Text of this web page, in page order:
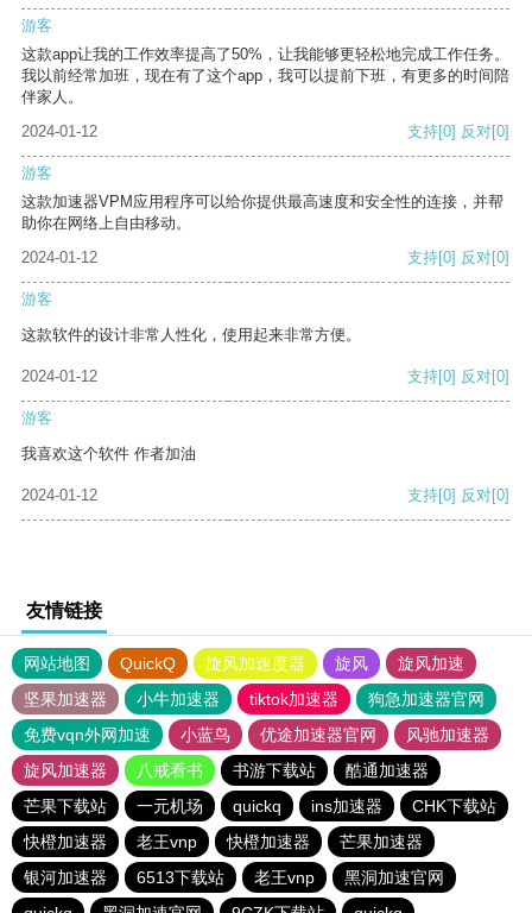
游客
这款app让我的工作效率提高了50%，让我能够更轻松地完成工作任务。
我以前经常加班，现在有了这个app，我可以提前下班，有更多的时间陪
伴家人。
2024-01-12
支持[0] 反对[0]
游客
这款加速器VPM应用程序可以给你提供最高速度和安全性的连接，并帮
助你在网络上自由移动。
2024-01-12
支持[0] 反对[0]
游客
这款软件的设计非常人性化，使用起来非常方便。
2024-01-12 支持[0] 反对[0]
游客
我喜欢这个软件 作者加油
2024-01-12 支持[0] 反对[0]
友情链接
网站地图 QuickQ 旋风加速度器 旋风
旋风加速
坚果加速器
小牛加速器 tiktok加速器
狗急加速器官网
免费vqn外网加速
小蓝鸟 优途加速器官网
风驰加速器
旋风加速器
八戒看书 书游下载站
酷通加速器
芒果下载站
一元机场 quickq ins加速器
CHK下载站
快橙加速器
老王vnp 快橙加速器
芒果加速器
银河加速器
6513下载站 老王vnp
黑洞加速官网